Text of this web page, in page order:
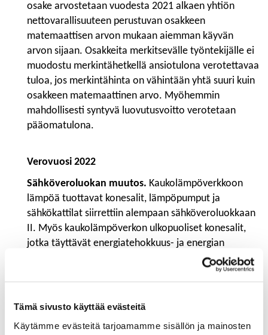
Tämä sivusto käyttää evästeitä
Käytämme evästeitä tarjoamamme sisällön ja mainosten
osake arvostetaan vuodesta 2021 alkaen yhtiön
nettovarallisuuteen perustuvan osakkeen
matemaattisen arvon mukaan aiemman käyvän
arvon sijaan. Osakkeita merkitsevälle työntekijälle ei
muodostu merkintähetkellä ansiotulona verotettavaa
tuloa, jos merkintähinta on vähintään yhtä suuri kuin
osakkeen matemaattinen arvo. Myöhemmin
mahdollisesti syntyvä luovutusvoitto verotetaan
pääomatulona.
Verovuosi 2022
Sähköveroluokan muutos. Kaukolämpöverkkoon
lämpöä tuottavat konesalit, lämpöpumput ja
sähkökattilat siirrettiin alempaan sähköveroluokkaan
II. Myös kaukolämpöverkon ulkopuoliset konesalit,
jotka täyttävät energiatehokkuus- ja energian
hyödyntämiskriteerit, ja teollisen kokoluokan
kiinteistökohtaiset lämpöpumput ovat oikeutettuja
myös geotermisten lämpölaitosten
teollisuuden sähköveroluokkaan. Kalankasvatus